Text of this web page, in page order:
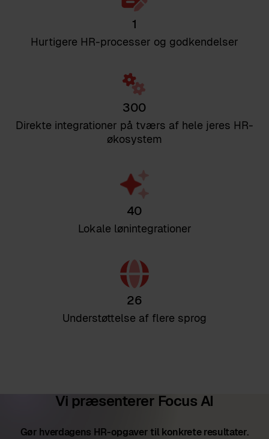
1
Hurtigere HR-processer og godkendelser
300
Direkte integrationer på tværs af hele jeres HR-
økosystem
40
Lokale lønintegrationer
26
Understøttelse af flere sprog
Vi præsenterer Focus AI
Gør hverdagens HR-opgaver til konkrete resultater.